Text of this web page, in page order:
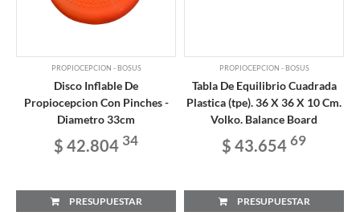
PROPIOCEPCION - BOSUS
Disco Inflable De
Propiocepcion Con Pinches -
Diametro 33cm
$ 42.804 34
PRESUPUESTAR
PROPIOCEPCION - BOSUS
Tabla De Equilibrio Cuadrada
Plastica (tpe). 36 X 36 X 10 Cm.
Volko. Balance Board
$ 43.654 69
PRESUPUESTAR